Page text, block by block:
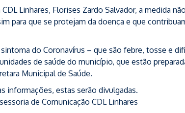
Linhares, Florises Zardo Salvador, a medida
para que se protejam da doença e que
do Coronavírus – que são febre, tosse e
de saúde do município, que estão
Municipal de Saúde.
informações, estas serão divulgadas.
de Comunicação CDL Linhares